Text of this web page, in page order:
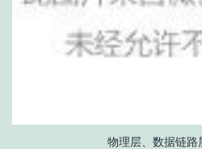
物理层、数据链路